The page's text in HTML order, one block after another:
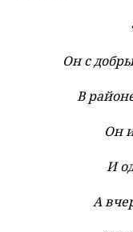
Он с
В
Он
И
А